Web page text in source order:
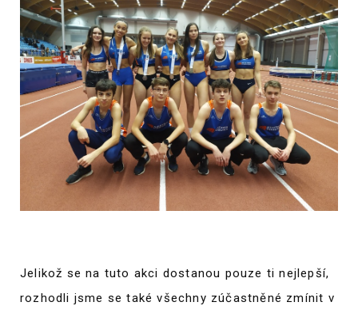
Jelikož se na tuto akci dostanou pouze ti nejlepší,
rozhodli jsme se také všechny zúčastněné zmínit v